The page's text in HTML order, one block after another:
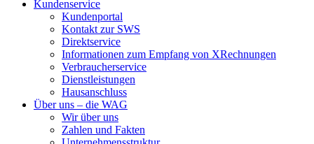
Kundenservice
Kundenportal
Kontakt zur SWS
Direktservice
Informationen zum Empfang von XRechnungen
Verbraucherservice
Dienstleistungen
Hausanschluss
Über uns – die WAG
Wir über uns
Zahlen und Fakten